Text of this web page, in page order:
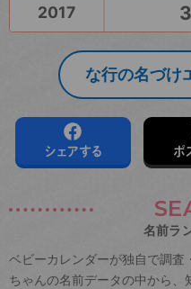
2017
な行の名づけ
シェアする ポ
名前ラ
ベビーカレンダーが独自で調
ちゃんの名前データの中から、